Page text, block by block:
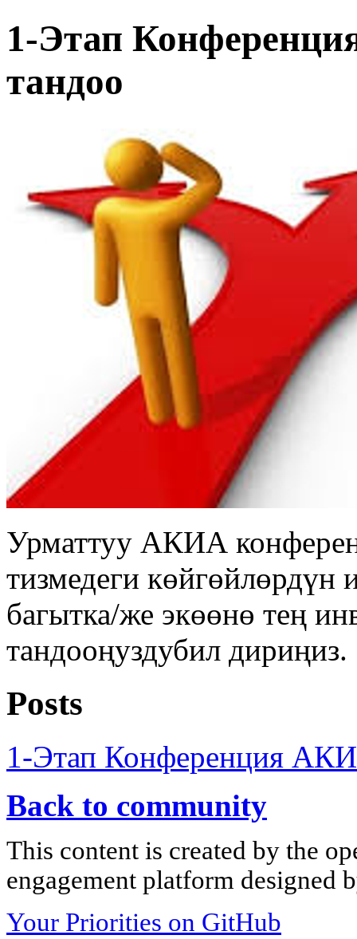
1-Этап
тандоо
Урматтуу АКИА
тизмедеги
багытка/же экөөнө тең
тандооңуздубил дириңиз.
Posts
1-Этап Конференция
Back to community
This content is created by the
engagement platform designed
Your Priorities on GitHub